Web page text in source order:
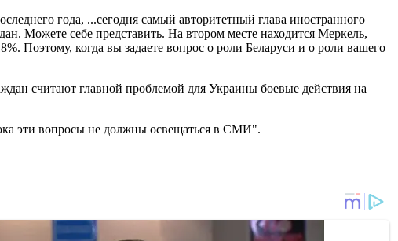
года, ...сегодня самый авторитетный глава иностранного
Можете себе представить. На втором месте находится Меркель,
Поэтому, когда вы задаете вопрос о роли Беларуси и о роли вашего
считают главной проблемой для Украины боевые действия на
эти вопросы не должны освещаться в СМИ".